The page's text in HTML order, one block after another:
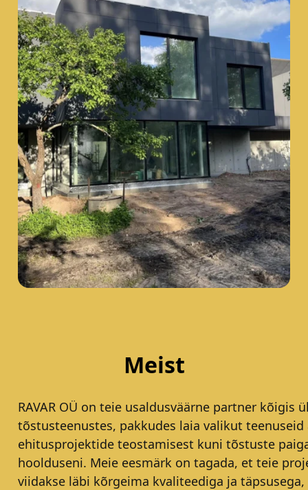
Meist
RAVAR OÜ on teie usaldusväärne partner kõigis
tõstusteenustes, pakkudes laia valikut teenuseid
ehitusprojektide teostamisest kuni tõstuste
hoolduseni. Meie eesmärk on tagada, et teie
viidakse läbi kõrgeima kvaliteediga ja täpsusega,